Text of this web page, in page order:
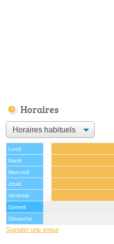
Horaires
Lundi
Mardi
Mercredi
Jeudi
Vendredi
Samedi
Dimanche
Signaler une erreur